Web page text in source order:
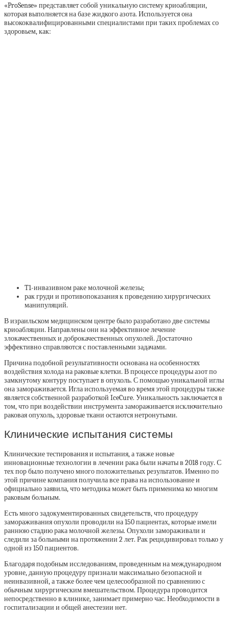
«ProSense» представляет собой уникальную систему криоабляции,
которая выполняется на базе жидкого азота. Используется она
высококвалифицированными специалистами при таких проблемах со
здоровьем, как:
T1-инвазивном раке молочной железы;
рак груди и противопоказания к проведению хирургических
манипуляций.
В израильском медицинском центре было разработано две системы
криоабляции. Направлены они на эффективное лечение
злокачественных и доброкачественных опухолей. Достаточно
эффективно справляются с поставленными задачами.
Причина подобной результативности основана на особенностях
воздействия холода на раковые клетки. В процессе процедуры азот по
замкнутому контуру поступает в опухоль. С помощью уникальной иглы
она замораживается. Игла используемая во время этой процедуры также
является собственной разработкой IceCure. Уникальность заключается в
том, что при воздействии инструмента замораживается исключительно
раковая опухоль, здоровые ткани остаются нетронутыми.
Клинические испытания системы
Клинические тестирования и испытания, а также новые
инновационные технологии в лечении рака были начаты в 2018 году. С
тех пор было получено много положительных результатов. Именно по
этой причине компания получила все права на использование и
официально заявила, что методика может быть применима ко многим
раковым больным.
Есть много задокументированных свидетельств, что процедуру
замораживания опухоли проводили на 150 пациентах, которые имели
раннюю стадию рака молочной железы. Опухоли замораживали и
следили за больными на протяжении 2 лет. Рак рецидивировал только у
одной из 150 пациентов.
Благодаря подобным исследованиям, проведенным на международном
уровне, данную процедуру признали максимально безопасной и
неинвазивной, а также более чем целесообразной по сравнению с
обычным хирургическим вмешательством. Процедура проводится
непосредственно в клинике, занимает примерно час. Необходимости в
госпитализации и общей анестезии нет.